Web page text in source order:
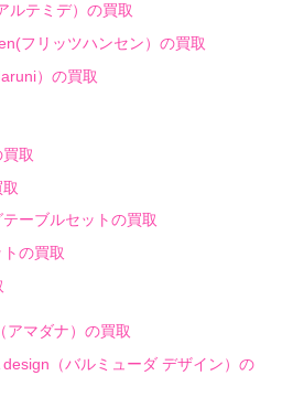
ルテミデ）の買取
フリッツハンセン）の買取
）の買取
取
ーブルセットの買取
の買取
アマダナ）の買取
design（バルミューダ デザイン）の